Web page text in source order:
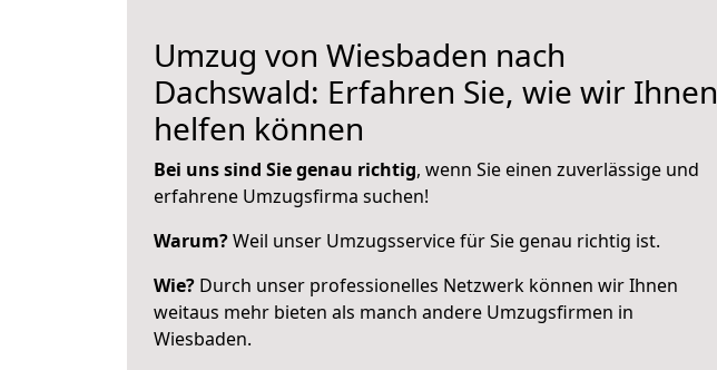
Umzug von Wiesbaden nach
Dachswald: Erfahren Sie, wie wir Ihnen
helfen können
Bei uns sind Sie genau richtig, wenn Sie einen zuverlässige und
erfahrene Umzugsfirma suchen!
Warum?Weil unser Umzugsservice für Sie genau richtig ist.
Wie? Durch unser professionelles Netzwerk können wir Ihnen
weitaus mehr bieten als manch andere Umzugsfirmen in
Wiesbaden.